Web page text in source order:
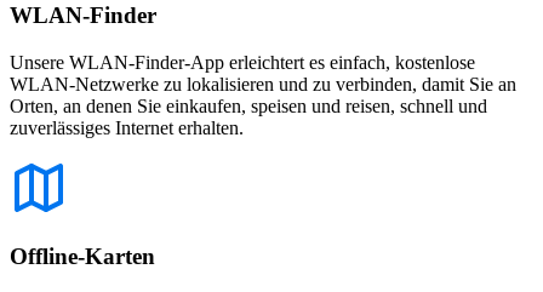
WLAN-Finder
Unsere WLAN-Finder-App erleichtert es einfach, kostenlose
WLAN-Netzwerke zu lokalisieren und zu verbinden, damit Sie an
Orten, an denen Sie einkaufen, speisen und reisen, schnell und
zuverlässiges Internet erhalten.
Offline-Karten